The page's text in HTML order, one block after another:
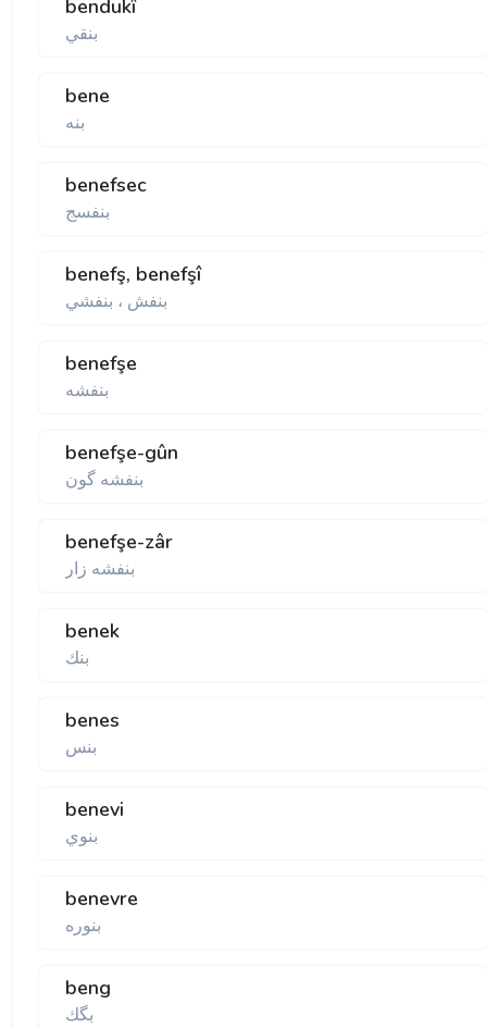
bendukî
بنقي
bene
بنه
benefsec
بنفسج
benefş, benefşî
بنفش ، بنفشي
benefşe
بنفشه
benefşe-gûn
بنفشه گون
benefşe-zâr
بنفشه زار
benek
بنك
benes
بنس
benevi
بنوي
benevre
بنوره
beng
بگك